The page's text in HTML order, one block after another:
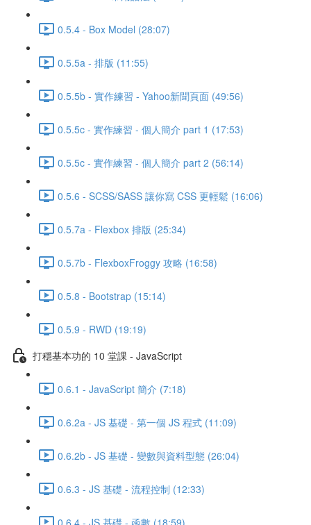
0.5.4 - Box Model (28:07)
0.5.5a - 排版 (11:55)
0.5.5b - 實作練習 - Yahoo新聞頁面 (49:56)
0.5.5c - 實作練習 - 個人簡介 part 1 (17:53)
0.5.5c - 實作練習 - 個人簡介 part 2 (56:14)
0.5.6 - SCSS/SASS 讓你寫 CSS 更輕鬆 (16:06)
0.5.7a - Flexbox 排版 (25:34)
0.5.7b - FlexboxFroggy 攻略 (16:58)
0.5.8 - Bootstrap (15:14)
0.5.9 - RWD (19:19)
打穩基本功的 10 堂課 - JavaScript
0.6.1 - JavaScript 簡介 (7:18)
0.6.2a - JS 基礎 - 第一個 JS 程式 (11:09)
0.6.2b - JS 基礎 - 變數與資料型態 (26:04)
0.6.3 - JS 基礎 - 流程控制 (12:33)
0.6.4 - JS 基礎 - 函數 (18:59)